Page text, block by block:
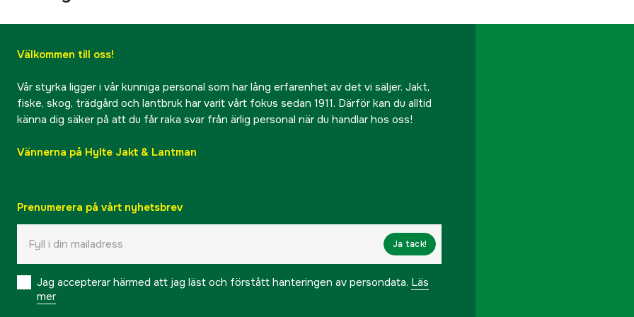
Välkommen till oss!
Vår styrka ligger i vår kunniga personal som har lång erfarenhet av det vi säljer. Jakt,
fiske, skog, trädgård och lantbruk har varit vårt fokus sedan 1911. Därför kan du alltid
känna dig säker på att du får raka svar från ärlig personal när du handlar hos oss!
Vännerna på Hylte Jakt & Lantman
Prenumerera på vårt nyhetsbrev
Ja tack!
Jag accepterar härmed att jag läst och förstått hanteringen av persondata. Läs
mer